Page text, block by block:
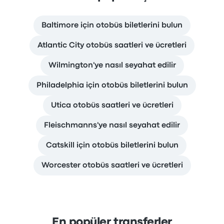
Baltimore için otobüs biletlerini bulun
Atlantic City otobüs saatleri ve ücretleri
Wilmington'ye nasıl seyahat edilir
Philadelphia için otobüs biletlerini bulun
Utica otobüs saatleri ve ücretleri
Fleischmanns'ye nasıl seyahat edilir
Catskill için otobüs biletlerini bulun
Worcester otobüs saatleri ve ücretleri